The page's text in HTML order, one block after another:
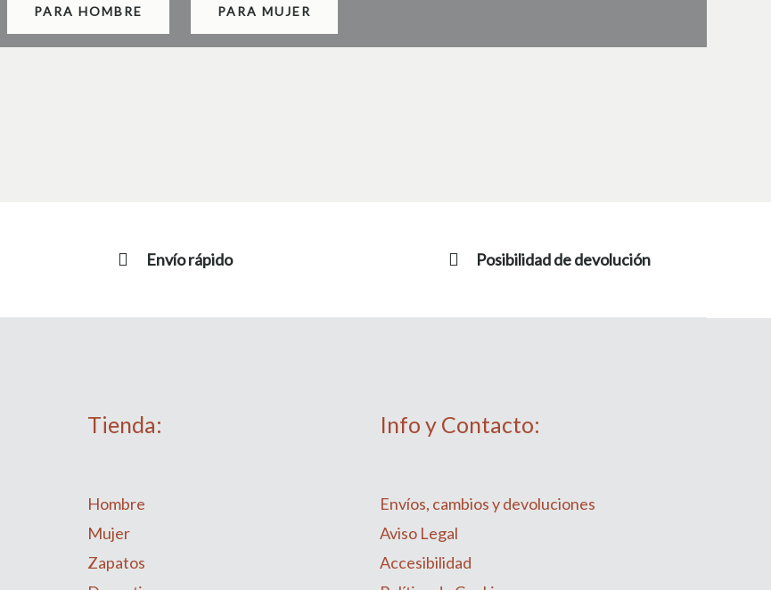
PARA HOMBRE PARA MUJER
Envío rápido Posibilidad de devolución
Tienda:
Hombre
Mujer
Zapatos
Info y Contacto:
Envíos, cambios y devoluciones
Aviso Legal
Accesibilidad